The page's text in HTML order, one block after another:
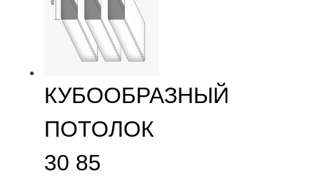
КУБООБРАЗНЫЙ
ПОТОЛОК
30 85